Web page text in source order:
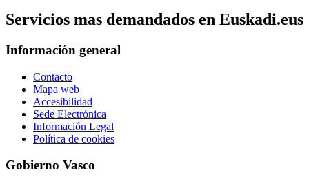
Servicios mas demandados en Euskadi.eus
Información general
Contacto
Mapa web
Accesibilidad
Sede Electrónica
Información Legal
Política de cookies
Gobierno Vasco